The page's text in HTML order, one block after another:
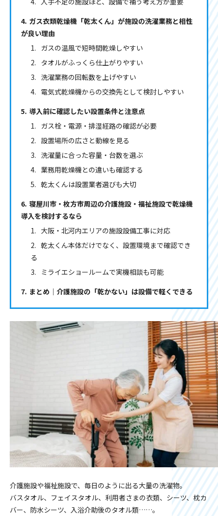
ガス衣類乾燥機「乾太くん」が施設の洗濯業務と相性
が良い理由
ガスの温風で短時間乾燥しやすい
タオルがふっくら仕上がりやすい
洗濯業務の回転数を上げやすい
電気式乾燥機からの交換先として検討しやすい
導入前に確認したい設置条件と注意点
ガス栓・電源・排湿経路の確認が必要
設置場所の広さと動線を見る
洗濯量に合った容量・台数を選ぶ
業務用乾燥機との違いも確認する
乾太くんは設置業者選びも大切
寝屋川市・枚方市周辺の介護施設・福祉施設で乾燥機
導入を検討するなら
大阪・北河内エリアの施設設備工事に対応
乾太くん本体だけでなく、設置環境まで確認でき
る
ミライエショールームで実機相談も可能
まとめ｜介護施設の「乾かない」は設備で軽くできる
介護施設や福祉施設で、毎日のように出る大量の洗濯物。
バスタオル、フェイスタオル、利用者さまの衣類、シーツ、枕カ
バー、防水シーツ、入浴介助後のタオル類……。